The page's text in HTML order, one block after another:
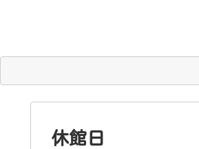
休館日